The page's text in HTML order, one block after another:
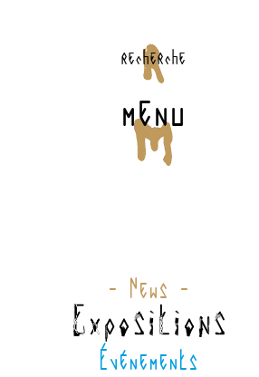
recherche
menu
- News -
Expositions
Événements